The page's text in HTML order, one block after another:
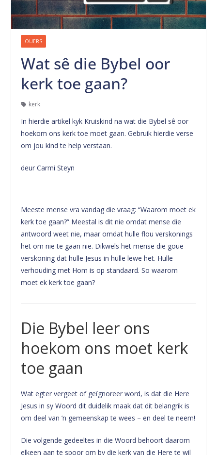
OUERS
Wat sê die Bybel oor
kerk toe gaan?
kerk
In hierdie artikel kyk Kruiskind na wat die Bybel sê oor
hoekom ons kerk toe moet gaan. Gebruik hierdie verse
om jou kind te help verstaan.
deur Carmi Steyn
Meeste mense vra vandag die vraag: “Waarom moet ek
kerk toe gaan?” Meestal is dit nie omdat mense die
antwoord weet nie, maar omdat hulle flou verskonings
het om nie te gaan nie. Dikwels het mense die goue
verskoning dat hulle Jesus in hulle lewe het. Hulle
verhouding met Hom is op standaard. So waarom
moet ek kerk toe gaan?
Die Bybel leer ons
hoekom ons moet kerk
toe gaan
Wat egter vergeet of geïgnoreer word, is dat die Here
Jesus in sy Woord dit duidelik maak dat dit belangrik is
om deel van ’n gemeenskap te wees – en deel te neem!
Die volgende gedeeltes in die Woord behoort daarom
elkeen aan te spoor om by die kerk van die Here te wil